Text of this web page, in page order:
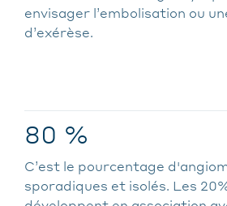
envisager l’embolisation ou
d’exérèse.
80 %
C’est le pourcentage
sporadiques et isolés. Les